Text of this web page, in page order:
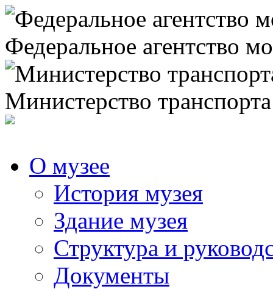
Федеральное агентство
Министерство
О музее
История музея
Здание музея
Структура и
Документы